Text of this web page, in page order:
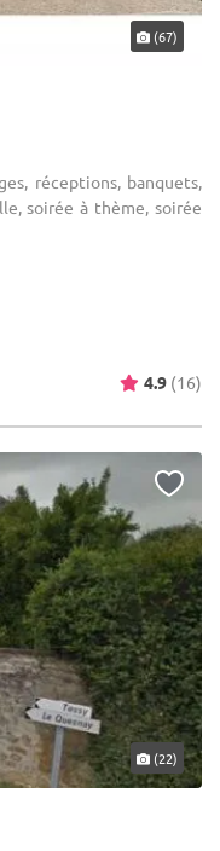
(67)
réceptions, banquets,
soirée à thème, soirée
4.9 (16)
(22)